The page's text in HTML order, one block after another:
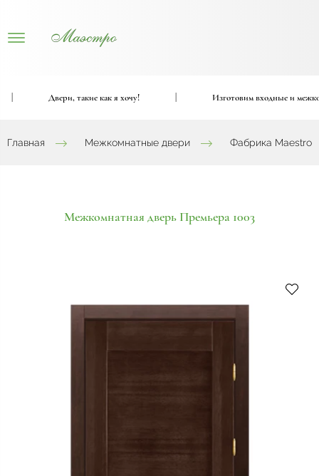
Двери, такие как я хочу! Изготовим входные и
Главная Межкомнатные двери Фабрика Maestro
Межкомнатная дверь Премьера 1003